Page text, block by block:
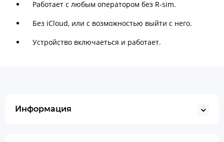
Работает с любым оператором без R-sim.
Без iСloud, или с возможностью выйти с него.
Устройство включаеться и работает.
Информация